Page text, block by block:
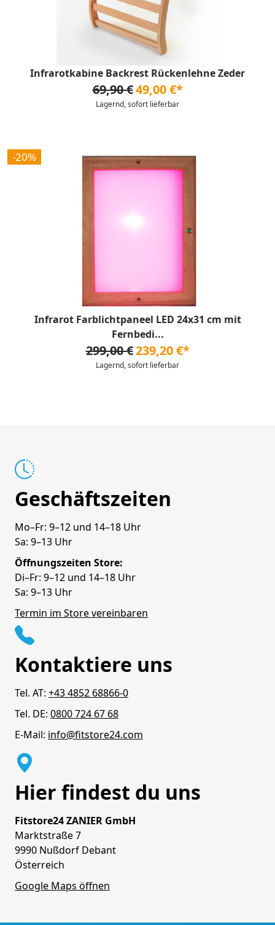
Infrarotkabine Backrest Rückenlehne Zeder
69,90 €49,00 €*
Lagernd, sofort lieferbar
-20%
Infrarot Farblichtpaneel LED 24x31 cm mit
Fernbedi...
299,00 €239,20 €*
Lagernd, sofort lieferbar
Geschäftszeiten
Mo–Fr: 9–12 und 14–18 Uhr
Sa: 9–13 Uhr
Öffnungszeiten Store:
Di–Fr: 9–12 und 14–18 Uhr
Sa: 9–13 Uhr
Termin im Store vereinbaren
Kontaktiere uns
Tel. AT: +43 4852 68866-0
Tel. DE: 0800 724 67 68
E-Mail: info@fitstore24.com
Hier findest du uns
Fitstore24 ZANIER GmbH
Marktstraße 7
9990 Nußdorf Debant
Österreich
Google Maps öffnen